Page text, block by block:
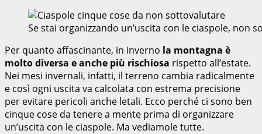
Se stai organizzando un’uscita con le ciaspole, non
Per quanto affascinante, in inverno la montagna è
molto diversa e anche più rischiosa rispetto all’estate.
Nei mesi invernali, infatti, il terreno cambia radicalmente
e così ogni uscita va calcolata con estrema precisione
per evitare pericoli anche letali. Ecco perché ci sono ben
cinque cose da tenere a mente prima di organizzare
un’uscita con le ciaspole. Ma vediamole tutte.